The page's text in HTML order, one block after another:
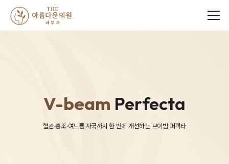
메뉴
V-beam Perfecta
혈관·홍조·여드름 자국까지 한 번에 개선하는 브이빔 퍼펙타